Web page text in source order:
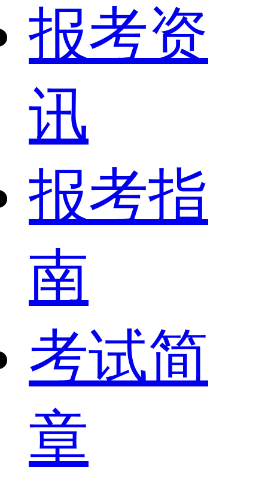
报考资
讯
报考指
南
考试简
章